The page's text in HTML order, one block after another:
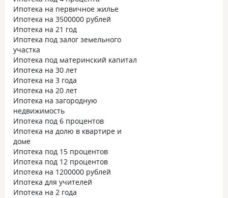
Ипотека на первичное жилье
Ипотека на 3500000 рублей
Ипотека на 21 год
Ипотека под залог земельного
участка
Ипотека под материнский капитал
Ипотека на 30 лет
Ипотека на 3 года
Ипотека на 20 лет
Ипотека на загородную
недвижимость
Ипотека под 6 процентов
Ипотека на долю в квартире и
доме
Ипотека под 15 процентов
Ипотека под 12 процентов
Ипотека на 1200000 рублей
Ипотека для учителей
Ипотека на 2 года